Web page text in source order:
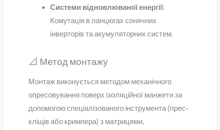
Системи відновлюваної енергії:
Комутація в ланцюгах сонячних
інверторів та акумуляторних систем.
📐 Метод монтажу
Монтаж виконується методом механічного
опресовування поверх ізоляційної манжети за
допомогою спеціалізованого інструмента (прес-
кліщів або кримпера) з матрицями,